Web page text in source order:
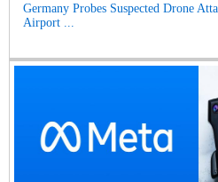
Germany Probes Suspected Drone
Airport ...